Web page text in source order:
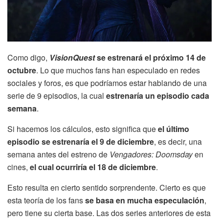
Como digo, VisionQuestse estrenará el próximo 14 de
octubre. Lo que muchos fans han especulado en redes
sociales y foros, es que podríamos estar hablando de una
serie de 9 episodios, la cual estrenaría un episodio cada
semana.
Si hacemos los cálculos, esto significa queel último
episodio se estrenaría el 9 de diciembre, es decir, una
semana antes del estreno de Vengadores: Doomsdayen
cines, el cual ocurriría el 18 de diciembre.
Esto resulta en cierto sentido sorprendente. Cierto es que
esta teoría de los fansse basa en mucha especulación,
pero tiene su cierta base. Las dos series anteriores de esta